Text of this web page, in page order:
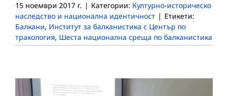
15 ноември 2017 г. | Категории: Културно-историческо
наследство и национална идентичност | Етикети:
Балкани, Институт за балканистика с Център по
тракология, Шеста национална среща по балканистика